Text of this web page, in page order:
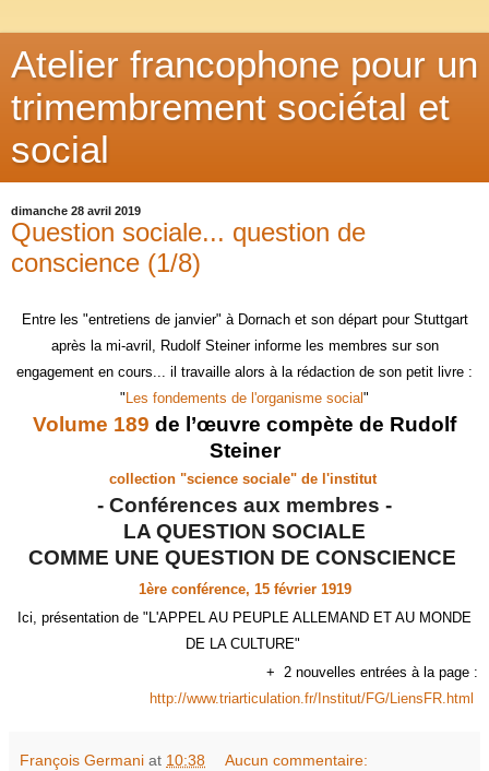
Atelier francophone pour un
trimembrement sociétal et
social
dimanche 28 avril 2019
Question sociale... question de
conscience (1/8)
Entre les "entretiens de janvier" à Dornach et son départ pour Stuttgart
après la mi-avril, Rudolf Steiner informe les membres sur son
engagement en cours... il travaille alors à la rédaction de son petit livre :
" Les fondements de l'organisme social "
Volume 189 de l’œuvre compète de Rudolf
Steiner
collection "science sociale" de l'institut
- Conférences aux membres -
LA QUESTION SOCIALE
COMME UNE QUESTION DE CONSCIENCE
1ère conférence, 15 février 1919
Ici, présentation de "L'APPEL AU PEUPLE ALLEMAND ET AU MONDE
DE LA CULTURE"
+ 2 nouvelles entrées à la page :
http://www.triarticulation.fr/Institut/FG/LiensFR.html
François Germani at 10:38 Aucun commentaire: